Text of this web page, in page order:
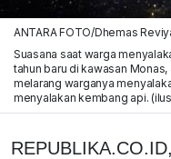
ANTARA FOTO/Dhemas
Suasana saat warga
tahun baru di kawasan
melarang warganya
menyalakan kembang api.